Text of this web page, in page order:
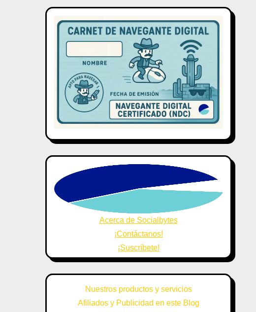
Acerca de Socialbytes
¡Contáctanos!
¡Suscríbete!
Nuestros productos y servicios
Afiliados y Publicidad en este Blog